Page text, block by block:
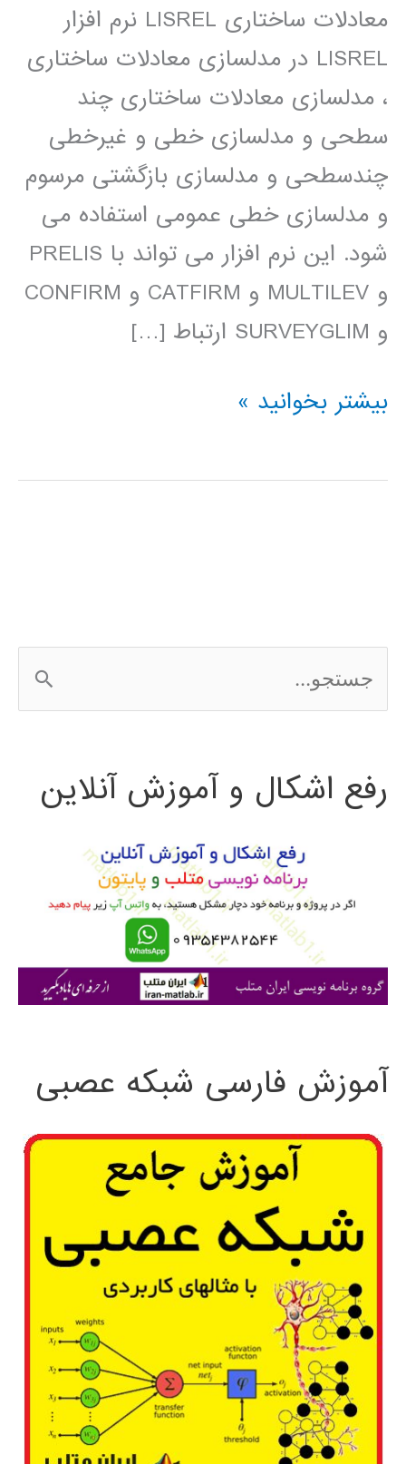
معادلات ساختاری LISREL نرم افزار
LISREL در مدلسازی معادلات ساختاری
، مدلسازی معادلات ساختاری چند
سطحی و مدلسازی خطی و غیرخطی
چندسطحی و مدلسازی بازگشتی مرسوم
و مدلسازی خطی عمومی استفاده می
شود. این نرم افزار می تواند با PRELIS
و MULTILEV و CATFIRM و CONFIRM
و SURVEYGLIM ارتباط […]
فیلم
فارسی
بیشتر بخوانید »
س
ج
ی
رفع اشکال و آموزش آنلاین
آموزش فارسی شبکه عصبی